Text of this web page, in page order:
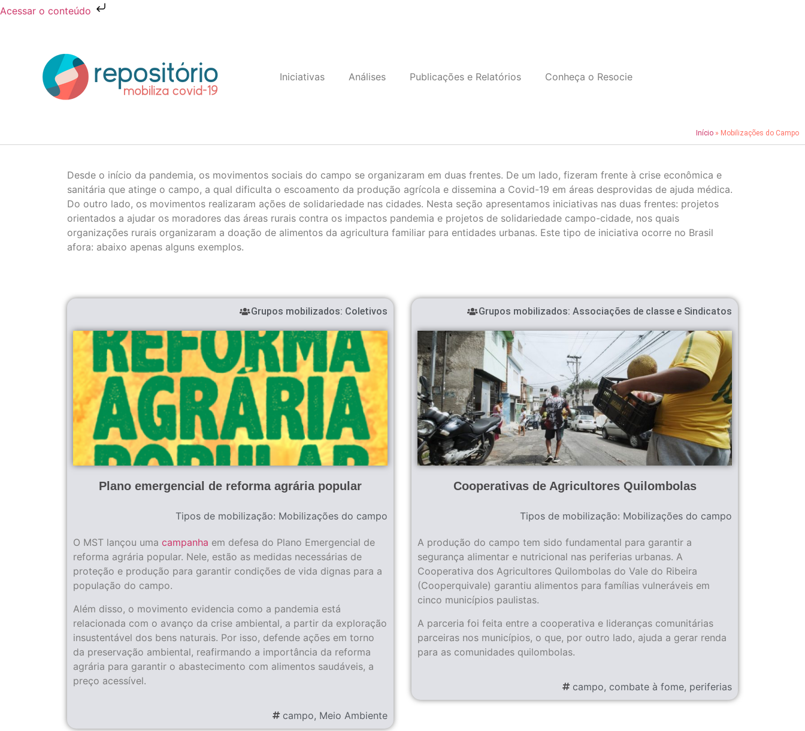
Acessar o conteúdo
Iniciativas Análises Publicações e Relatórios Conheça o Resocie
Início» Mobilizações do Campo
Desde o início da pandemia, os movimentos sociais do campo se organizaram em duas frentes. De um lado, fizeram frente à crise econômica e
sanitária que atinge o campo, a qual dificulta o escoamento da produção agrícola e dissemina a Covid-19 em áreas desprovidas de ajuda médica.
Do outro lado, os movimentos realizaram ações de solidariedade nas cidades. Nesta seção apresentamos iniciativas nas duas frentes: projetos
orientados a ajudar os moradores das áreas rurais contra os impactos pandemia e projetos de solidariedade campo-cidade, nos quais
organizações rurais organizaram a doação de alimentos da agricultura familiar para entidades urbanas. Este tipo de iniciativa ocorre no Brasil
afora: abaixo apenas alguns exemplos.
Grupos mobilizados: Coletivos
Plano emergencial de reforma agrária popular
Tipos de mobilização: Mobilizações do campo
O MST lançou uma campanha em defesa do Plano Emergencial de
reforma agrária popular. Nele, estão as medidas necessárias de
proteção e produção para garantir condições de vida dignas para a
população do campo.
Além disso, o movimento evidencia como a pandemia está
relacionada com o avanço da crise ambiental, a partir da exploração
insustentável dos bens naturais. Por isso, defende ações em torno
da preservação ambiental, reafirmando a importância da reforma
agrária para garantir o abastecimento com alimentos saudáveis, a
preço acessível.
campo, Meio Ambiente
Grupos mobilizados: Associações de classe e Sindicatos
Cooperativas de Agricultores Quilombolas
Tipos de mobilização: Mobilizações do campo
A produção do campo tem sido fundamental para garantir a
segurança alimentar e nutricional nas periferias urbanas. A
Cooperativa dos Agricultores Quilombolas do Vale do Ribeira
(Cooperquivale) garantiu alimentos para famílias vulneráveis em
cinco municípios paulistas.
A parceria foi feita entre a cooperativa e lideranças comunitárias
parceiras nos municípios, o que, por outro lado, ajuda a gerar renda
para as comunidades quilombolas.
campo, combate à fome, periferias